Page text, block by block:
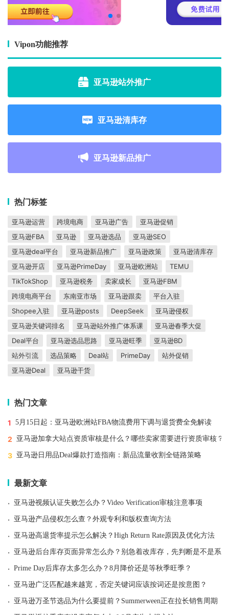
Vipon功能推荐
亚马逊站外推广
亚马逊清库存
亚马逊新品推广
热门标签
亚马逊运营 跨境电商 亚马逊广告
亚马逊促销
亚马逊FBA
亚马逊 亚马逊选品
亚马逊SEO
亚马逊deal平台
亚马逊新品推广 亚马逊政策
亚马逊清库存
亚马逊开店
亚马逊PrimeDay 亚马逊欧洲站
TEMU
TikTokShop
亚马逊税务 卖家成长
亚马逊FBM
跨境电商平台
东南亚市场 亚马逊跟卖
平台入驻
Shopee入驻
亚马逊posts DeepSeek
亚马逊侵权
亚马逊关键词排名
亚马逊站外推广体系课
亚马逊春季大促
Deal平台
亚马逊选品思路 亚马逊旺季
亚马逊BD
站外引流
选品策略 Deal站 PrimeDay
站外促销
亚马逊Deal
亚马逊干货
热门文章
1 5月15日起：亚马逊欧洲站FBA物流费用下调与退货费全免解读
2 亚马逊加拿大站点资质审核是什么？哪些卖家需要进行资质审核？
3 亚马逊日用品Deal爆款打造指南：新品流量收割全链路策略
最新文章
· 亚马逊视频认证失败怎么办？Video Verification审核注意事项
· 亚马逊产品侵权怎么查？外观专利和版权查询方法
· 亚马逊高退货率提示怎么解决？High Return Rate原因及优化方法
· 亚马逊后台库存页面异常怎么办？别急着改库存，先判断是不是系
· Prime Day后库存太多怎么办？8月降价还是等秋季旺季？
· 亚马逊广泛匹配越来越宽，否定关键词应该按词还是按意图？
· 亚马逊万圣节选品为什么要提前？Summerween正在拉长销售周期